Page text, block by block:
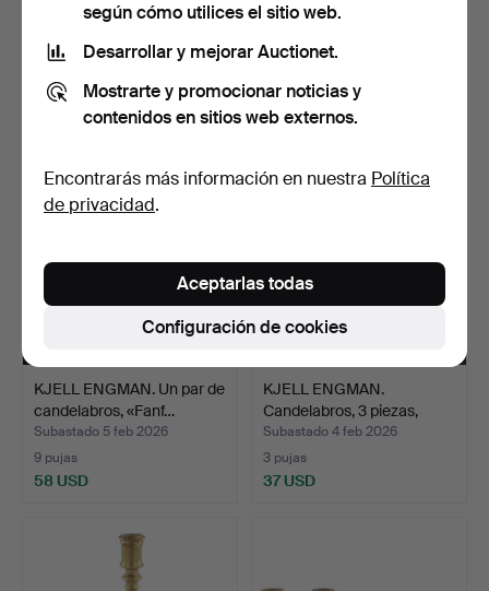
Un juego de 3 candelabros
de noche y cande…
Subastado 9 feb 2026
1 puja
32 USD
KJELL ENGMAN.
Candelabros, 5 piezas,
3 pujas
43 USD
KJELL ENGMAN. Un par de
candelabros, «Fanf…
Subastado 5 feb 2026
9 pujas
58 USD
KJELL ENGMAN.
Candelabros, 3 piezas,
«Fanf…
Subastado 4 feb 2026
3 pujas
37 USD
según cómo utilices el sitio web.
Desarrollar y mejorar Auctionet.
Mostrarte y promocionar noticias y
contenidos en sitios web externos.
Encontrarás más información en nuestra Política
de privacidad.
Configuración de cookies
Aceptarlas todas